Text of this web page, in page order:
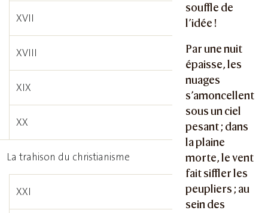
souffle de
l’idée !
Par une nuit
épaisse, les
nuages
s’amoncellent
sous un ciel
pesant ; dans
la plaine
morte, le vent
fait siffler les
peupliers ; au
sein des
XVII
XVIII
XIX
XX
La trahison du christianisme
XXI